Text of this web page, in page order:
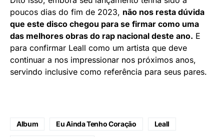
poucos dias do fim de 2023, não nos resta dúvida
que este disco chegou para se firmar como uma
das melhores obras do rap nacional deste ano. E
para confirmar Leall como um artista que deve
continuar a nos impressionar nos próximos anos,
servindo inclusive como referência para seus pares.
Album Eu Ainda Tenho Coração Leall